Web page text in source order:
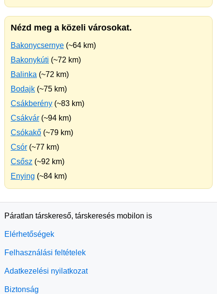
Nézd meg a közeli városokat.
Bakonycsernye (~64 km)
Bakonykúti (~72 km)
Balinka (~72 km)
Bodajk (~75 km)
Csákberény (~83 km)
Csákvár (~94 km)
Csókakő (~79 km)
Csór (~77 km)
Csősz (~92 km)
Enying (~84 km)
Páratlan társkereső, társkeresés mobilon is
Elérhetőségek
Felhasználási feltételek
Adatkezelési nyilatkozat
Biztonság